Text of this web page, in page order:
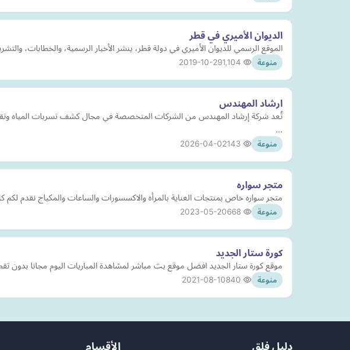
الديوان الأميري في قطر
الموقع الرسمي للديوان الأميري في دولة قطر، ينشر الأخبار الرسمية، والخطابات،
منوعة 2019-10-29
ارشاد المهندس
تُعد شركة إرشاد المهندس من الشركات المتخصصة في مجال كشف تسربات المياه وتقديم
…
منوعة 2026-04-02
متجر سواره
متجر سواره خاص بمنتجات العناية بالمرأه والاكسسورات والساعات والمكياج نقدم
منوعة 2023-05-20
كورة ستار الجديد
موقع كورة ستار الجديد افضل موقع بث مباشر لمشاهدة المباريات اليوم مجانا بدون
منوعة 2021-08-10
دليل فلق الأقسام